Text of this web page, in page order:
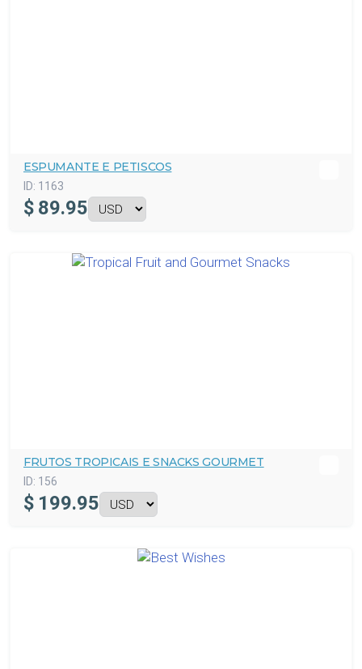
ESPUMANTE E PETISCOS
ID: 1163
$ 89.95
FRUTOS TROPICAIS E SNACKS GOURMET
ID: 156
$ 199.95